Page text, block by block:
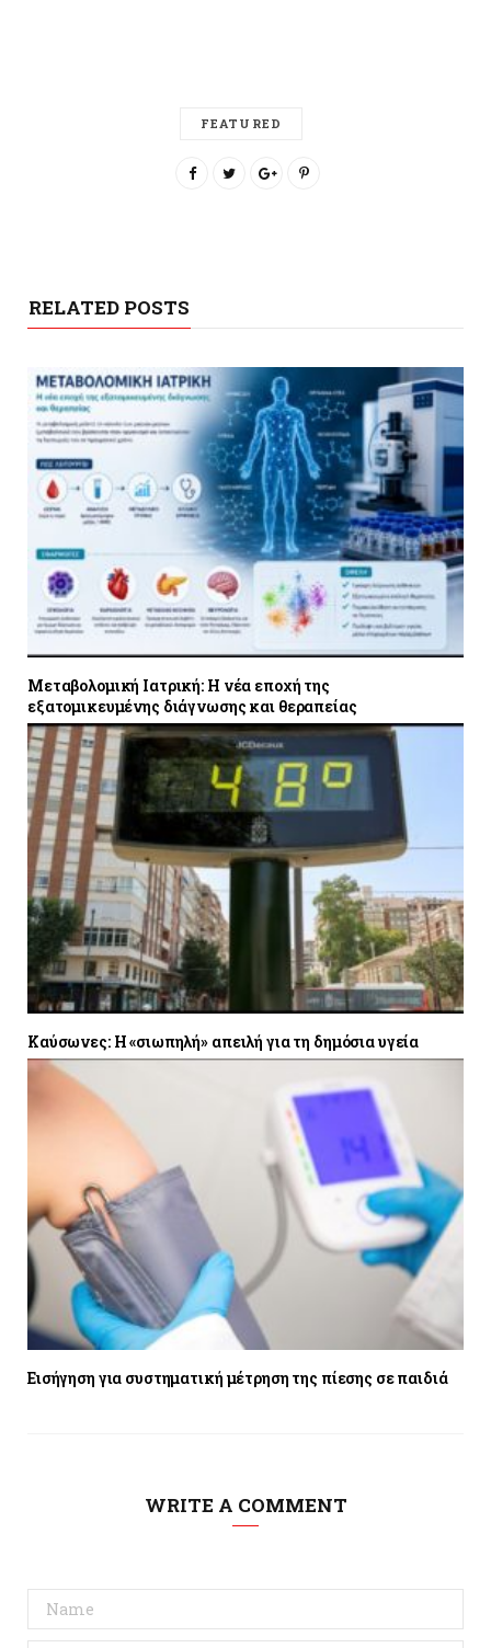
FEATURED
RELATED POSTS
Μεταβολομική Ιατρική: Η νέα εποχή της
εξατομικευμένης διάγνωσης και θεραπείας
Καύσωνες: Η «σιωπηλή» απειλή για τη δημόσια υγεία
Εισήγηση για συστηματική μέτρηση της πίεσης σε παιδιά
WRITE A COMMENT